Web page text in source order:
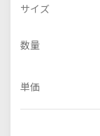
サイズ
数量
単価